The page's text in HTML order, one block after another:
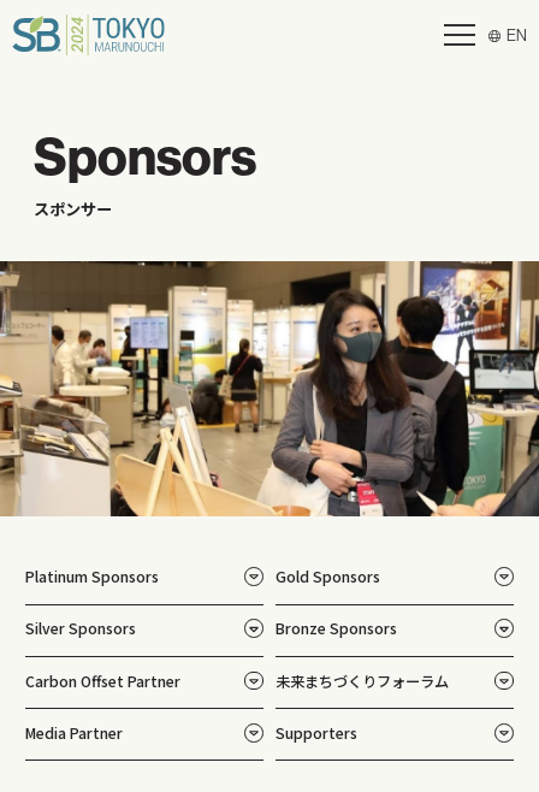
EN
Sponsors
スポンサー
Platinum Sponsors Gold Sponsors
Silver Sponsors Bronze Sponsors
Carbon Offset Partner 未来まちづくりフォーラム
Media Partner Supporters